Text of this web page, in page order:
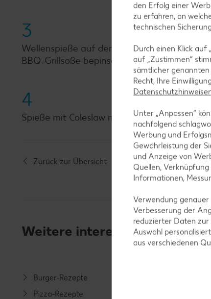
3
Wellenspieße auf dem Grill von beiden
BBQ-Grillsoße bepinseln.
4
Spieße mit Coleslaw mit restlicher BBQ-
Zurück zur Übersicht
Weitere interessante
Burger-Rezepte
Pizza-Rezepte
den Erfolg einer
zu erfahren, an
technischen
Durch einen Klick auf
auf „Zustimmen“
sämtlicher
Recht, Ihre
Unter „Anpassen“
nachfolgend
Werbung und
Gewährleistung der
und Anzeige von
Quellen,
Informationen,
Verwendung
Verbesserung der
reduzierter Daten zur
Auswahl
aus verschiedenen